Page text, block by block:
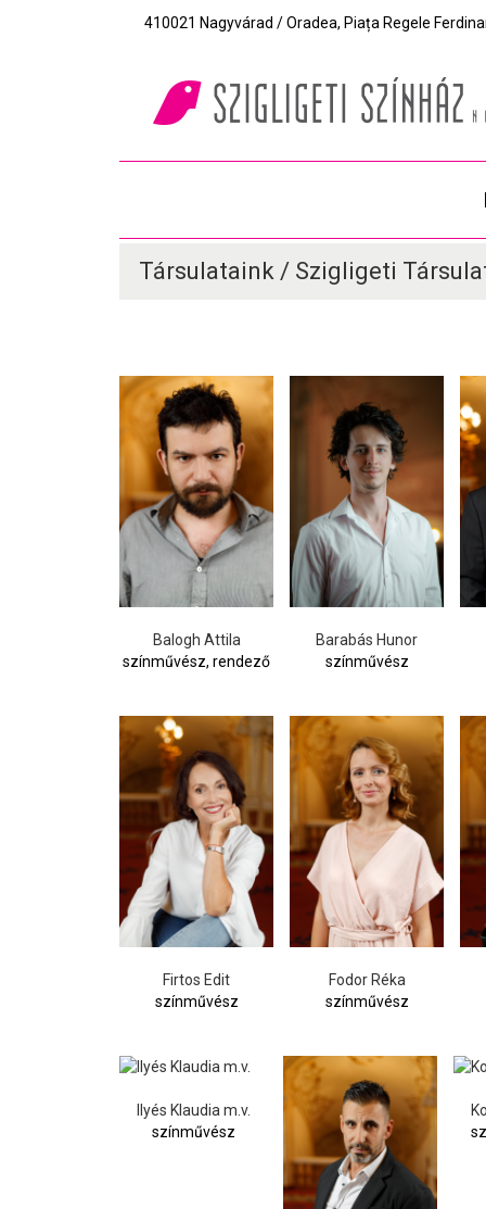
410021 Nagyvárad / Oradea, Piața Regele
Társulataink / Szigligeti
Balogh Attila
színművész, rendező
Barabás Hunor
színművész
Firtos Edit
színművész
Fodor Réka
színművész
Ilyés Klaudia m.v.
színművész